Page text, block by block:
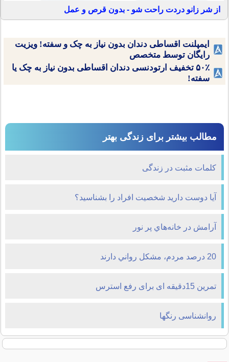
از شر زانو دردت راحت شو - بدون قرص و عمل
ایمپلنت اقساطی دندان بدون نیاز به چک و سفته! ویزیت
رایگان توسط متخصص
۵۰٪ تخفیف ارتودنسی دندان اقساطی بدون نیاز به چک یا
سفته!
مطالب بیشتر برای زندگی بهتر
کلمات مثبت در زندگی
آیا دوست دارید شخصیت افراد را بشناسید؟
آرامش در خانه‌هاي پر نور
20 درصد مردم، مشکل رواني دارند
تمرین 15دقیقه ای برای رفع استرس
روانشناسی رنگها